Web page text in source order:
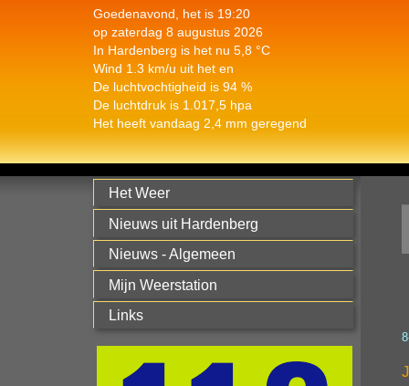
Goedenavond, het is 19:20
op zaterdag 8 augustus 2026
In Hardenberg is het nu 5,8 °C
Wind 1.3 km/u uit het en
De luchtvochtigheid is 94 %
De luchtdruk is 1.017,5 hpa
Het heeft vandaag 2,4 mm geregend
Het Weer
Nieuws uit Hardenberg
Nieuws - Algemeen
Mijn Weerstation
Links